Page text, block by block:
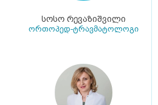
სოსო რევაზიშვილი
ორთოპედ-ტრავმატოლოგი